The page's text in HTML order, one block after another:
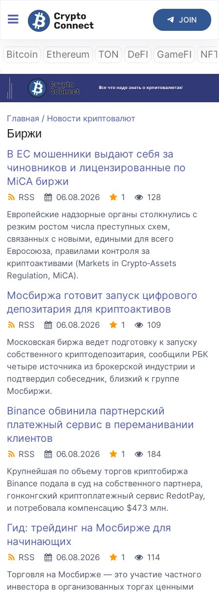
JOIN
Bitcoin Ethereum TON DeFI GameFI
Главная / Новости криптовалют
Биржи
В ЕС мошенники выдают себя за
чиновников и лицензированные по
MiCA биржи
RSS 06.08.2026 1
128
Европейские надзорные органы столкнулись с
резким ростом числа преступных схем,
связанных с новыми, едиными для всего
Евросоюза, правилами контроля за
криптоактивами (Markets in Crypto‑Assets
Regulation, MiCA).
Мосбиржа готовит запуск цифрового
депозитария для криптоактивов
RSS 06.08.2026 1
109
Московская биржа ведет подготовку к запуску
собственного криптодепозитария, сообщили РБК
четыре источника из брокерской индустрии и
подтвердил собеседник, близкий к группе
Мосбиржи.
Binance обвинила партнерский
платежный сервис в переманивании
клиентов
RSS 06.08.2026 1
184
Крупнейшая по объему торгов криптобиржа
Binance подала в суд на собственного партнера,
гонконгский криптоплатежный сервис RedotPay,
и потребовала компенсацию $473 млн.
Гид: трейдинг на Мосбирже для
начинающих
RSS 06.08.2026 1
114
Торговля на Мосбирже — это участие частного
инвестора в организованных торгах ценными